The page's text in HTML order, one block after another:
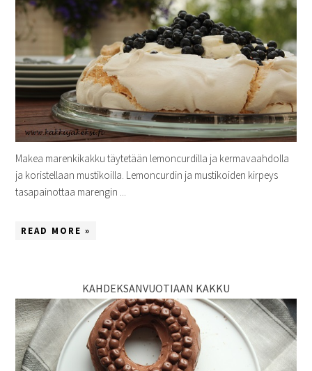
Makea marenkikakku täytetään lemoncurdilla ja kermavaahdolla
ja koristellaan mustikoilla. Lemoncurdin ja mustikoiden kirpeys
tasapainottaa marengin ...
READ MORE »
KAHDEKSANVUOTIAAN KAKKU